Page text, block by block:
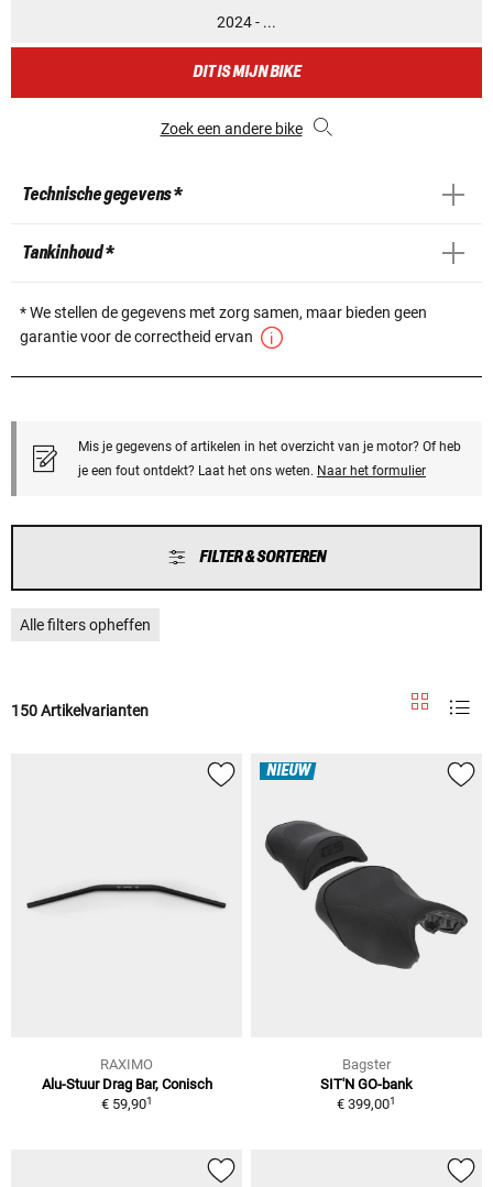
2024 - ...
DIT IS MIJN BIKE
Zoek een andere bike
Technische gegevens *
Tankinhoud *
* We stellen de gegevens met zorg samen, maar bieden geen
garantie voor de correctheid ervan
Mis je gegevens of artikelen in het overzicht van je motor? Of heb
je een fout ontdekt? Laat het ons weten. Naar het formulier
FILTER & SORTEREN
Alle filters opheffen
150 Artikelvarianten
RAXIMO
Alu-Stuur Drag Bar, Conisch
€ 59,901
NIEUW
Bagster
SIT'N GO-bank
€ 399,001